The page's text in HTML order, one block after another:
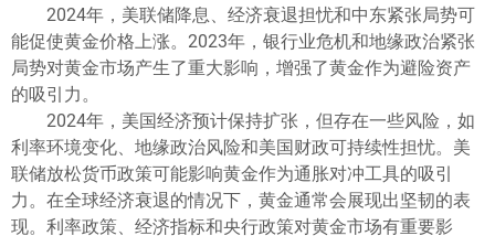
한글
日本語
Tiếng việt
ไทย
2024年，美联储降息、经济衰退担忧和中东紧张局势可
能促使黄金价格上涨。2023年，银行业危机和地缘政治紧张
局势对黄金市场产生了重大影响，增强了黄金作为避险资产
的吸引力。
2024年，美国经济预计保持扩张，但存在一些风险，如
利率环境变化、地缘政治风险和美国财政可持续性担忧。美
联储放松货币政策可能影响黄金作为通胀对冲工具的吸引
力。在全球经济衰退的情况下，黄金通常会展现出坚韧的表
现。利率政策、经济指标和央行政策对黄金市场有重要影